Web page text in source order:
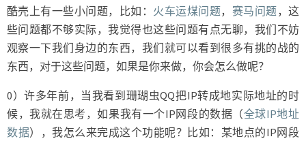
酷壳上有一些小问题，比如： 火车运煤问题， 赛马问题，这
些问题都不够实际，我觉得也这些问题有点无聊，我们不妨
观察一下我们身边的东西，我们就可以看到很多有挑的战的
东西，对于这些问题，如果是你来做，你会怎么做呢？
0）许多年前，当我看到珊瑚虫QQ把IP转成地实际地址的时
候，我就在思考，如果我有一个IP网段的数据（全球IP地址
数据），我怎么来完成这个功能呢？比如：某地点的IP网段